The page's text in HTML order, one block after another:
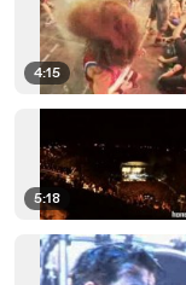
4:15
5:18